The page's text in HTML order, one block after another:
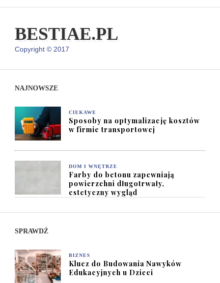
BESTIAE.PL
Copyright © 2017
NAJNOWSZE
CIEKAWE
Sposoby na optymalizację kosztów
w firmie transportowej
DOM I WNĘTRZE
Farby do betonu zapewniają
powierzchni długotrwały,
estetyczny wygląd
SPRAWDŹ
BIZNES
Klucz do Budowania Nawyków
Edukacyjnych u Dzieci